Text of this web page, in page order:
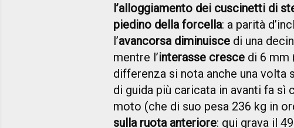
l’alloggiamento dei cuscinetti di
piedino della forcella: a parità
l’avancorsa diminuisce di una
mentre l’interasse cresce di 6 mm
differenza si nota anche una volta
di guida più caricata in avanti fa sì
moto (che di suo pesa 236 kg in
sulla ruota anteriore: qui grava il